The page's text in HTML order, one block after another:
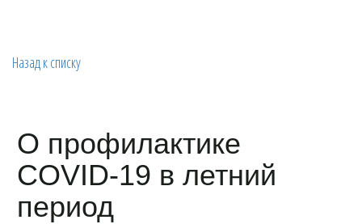
Назад к списку
О профилактике
COVID-19 в летний
период